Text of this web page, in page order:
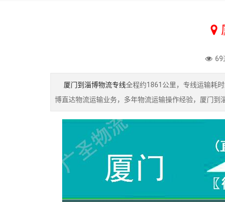
厦门到淄博物流专线全程约1861公里，专线运输耗
博直达物流运输业务，多年物流运输操作经验，厦门到